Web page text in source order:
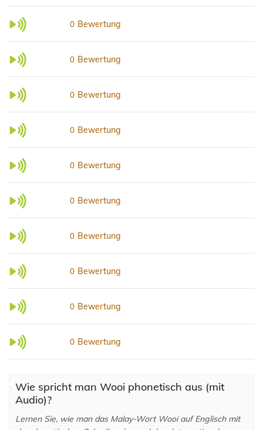
0 Bewertung
0 Bewertung
0 Bewertung
0 Bewertung
0 Bewertung
0 Bewertung
0 Bewertung
0 Bewertung
0 Bewertung
0 Bewertung
Wie spricht man Wooi phonetisch aus (mit
Audio)?
Lernen Sie, wie man das Malay-Wort Wooi auf Englisch mit